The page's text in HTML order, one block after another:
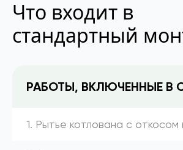
Что входит в
стандартный
РАБОТЫ, ВКЛЮЧЕННЫЕ В
1. Рытье котлована с откосом